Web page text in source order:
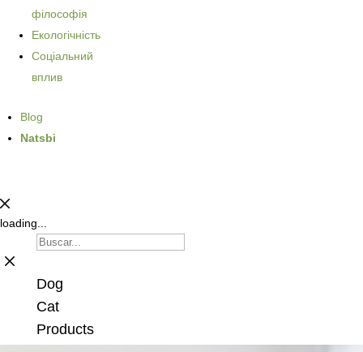
філософія
Екологічність
Соціальний
вплив
Blog
Natsbi
loading...
Dog
Cat
Products